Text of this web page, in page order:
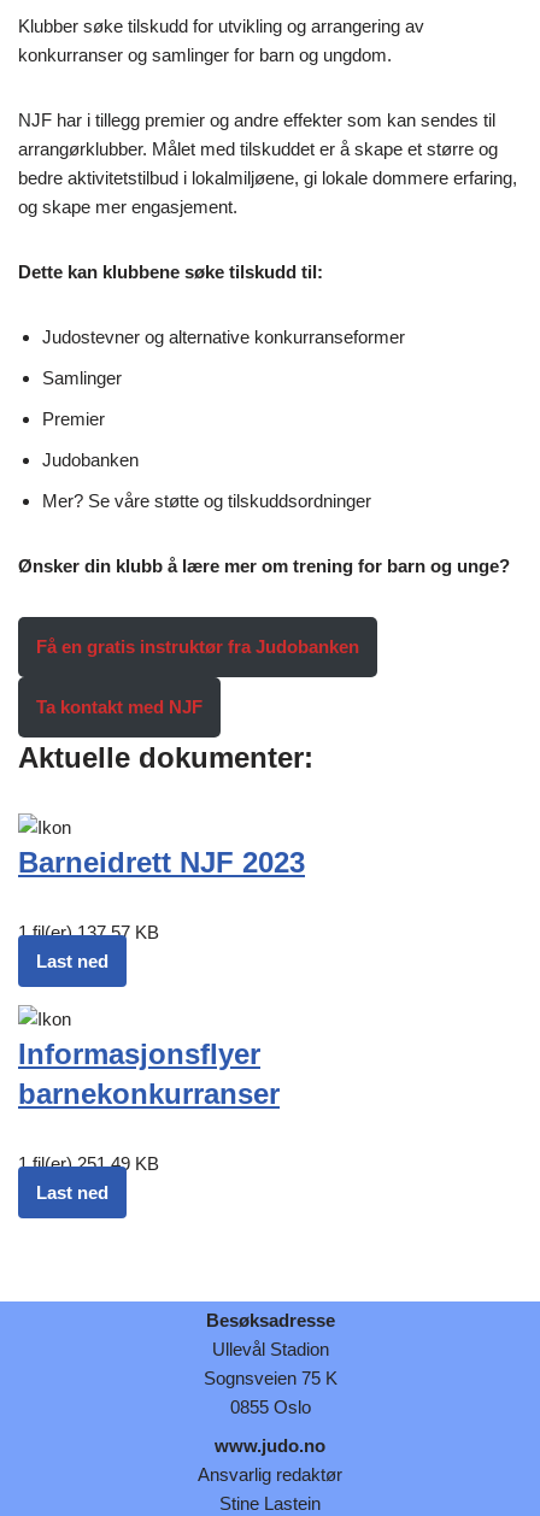
Klubber søke tilskudd for utvikling og arrangering av
konkurranser og samlinger for barn og ungdom.
NJF har i tillegg premier og andre effekter som kan sendes til
arrangørklubber. Målet med tilskuddet er å skape et større og
bedre aktivitetstilbud i lokalmiljøene, gi lokale dommere erfaring,
og skape mer engasjement.
Dette kan klubbene søke tilskudd til:
Judostevner og alternative konkurranseformer
Samlinger
Premier
Judobanken
Mer? Se våre støtte og tilskuddsordninger
Ønsker din klubb å lære mer om trening for barn og unge?
Få en gratis instruktør fra Judobanken
Ta kontakt med NJF
Aktuelle dokumenter:
Barneidrett NJF 2023
1 fil(er)137.57 KB
Last ned
Informasjonsflyer
barnekonkurranser
1 fil(er)251.49 KB
Last ned
Besøksadresse
Ullevål Stadion
Sognsveien 75 K
0855 Oslo
www.judo.no
Ansvarlig redaktør
Stine Lastein